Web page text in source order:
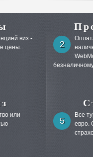
виз -
цены..
2
или
5
Все
евро.